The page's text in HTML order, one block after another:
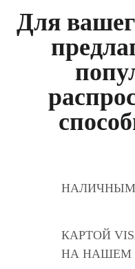
Для
КАРТОЙ
НА НАШЕМ